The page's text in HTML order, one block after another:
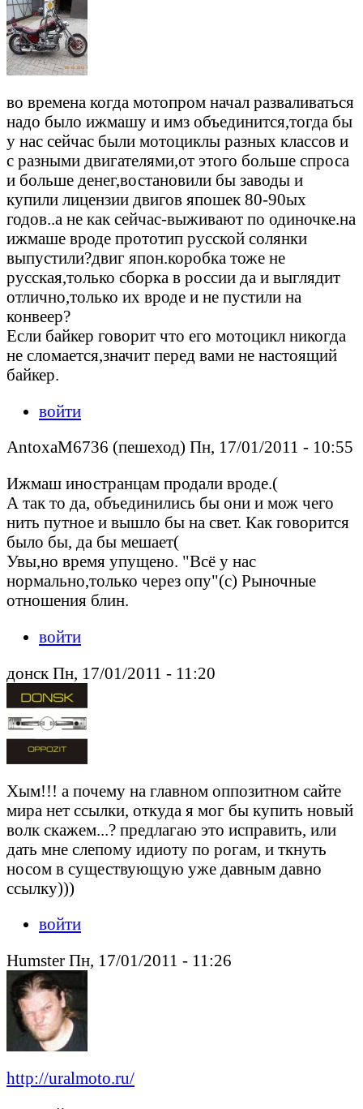
во времена когда мотопром начал разваливаться
надо было ижмашу и имз объединится,тогда бы
у нас сейчас были мотоциклы разных классов и
с разными двигателями,от этого больше спроса
и больше денег,востановили бы заводы и
купили лицензии двигов япошек 80-90ых
годов..а не как сейчас-выживают по одиночке.на
ижмаше вроде прототип русской солянки
выпустили?двиг япон.коробка тоже не
русская,только сборка в россии да и выглядит
отлично,только их вроде и не пустили на
конвеер?
Если байкер говорит что его мотоцикл никогда
не сломается,значит перед вами не настоящий
байкер.
войти
AntoxaM6736 (пешеход) Пн, 17/01/2011 - 10:55
Ижмаш иностранцам продали вроде.(
А так то да, объединились бы они и мож чего
нить путное и вышло бы на свет. Как говорится
было бы, да бы мешает(
Увы,но время упущено. "Всё у нас
нормально,только через опу"(с) Рыночные
отношения блин.
войти
донск Пн, 17/01/2011 - 11:20
Хым!!! а почему на главном оппозитном сайте
мира нет ссылки, откуда я мог бы купить новый
волк скажем...? предлагаю это исправить, или
дать мне слепому идиоту по рогам, и ткнуть
носом в существующую уже давным давно
ссылку)))
войти
Humster Пн, 17/01/2011 - 11:26
http://uralmoto.ru/